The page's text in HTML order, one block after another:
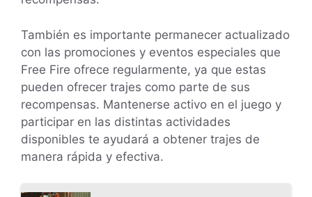
También es importante permanecer actualizado
con las promociones y eventos especiales que
Free Fire ofrece regularmente, ya que estas
pueden ofrecer trajes como parte de sus
recompensas. Mantenerse activo en el juego y
participar en las distintas actividades
disponibles te ayudará a obtener trajes de
manera rápida y efectiva.